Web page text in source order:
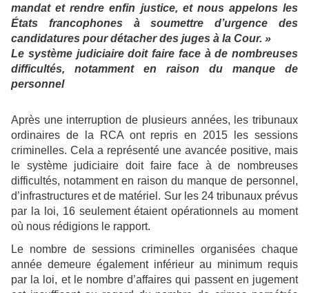
mandat et rendre enfin justice, et nous appelons les
États francophones à soumettre d’urgence des
candidatures pour détacher des juges à la Cour. »
Le système judiciaire doit faire face à de nombreuses
difficultés, notamment en raison du manque de
personnel
Après une interruption de plusieurs années, les tribunaux
ordinaires de la RCA ont repris en 2015 les sessions
criminelles. Cela a représenté une avancée positive, mais
le système judiciaire doit faire face à de nombreuses
difficultés, notamment en raison du manque de personnel,
d’infrastructures et de matériel. Sur les 24 tribunaux prévus
par la loi, 16 seulement étaient opérationnels au moment
où nous rédigions le rapport.
Le nombre de sessions criminelles organisées chaque
année demeure également inférieur au minimum requis
par la loi, et le nombre d’affaires qui passent en jugement